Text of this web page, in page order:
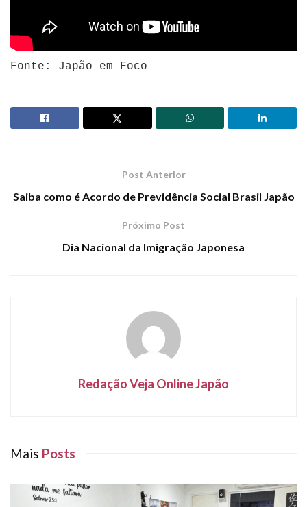
Fonte: Japão em Foco
Post Anterior
Saiba como é Acordo de Previdência Social Brasil Japão
Próximo Post
Dia Nacional da Imigração Japonesa
Redação Veja Online Japão
Mais Posts